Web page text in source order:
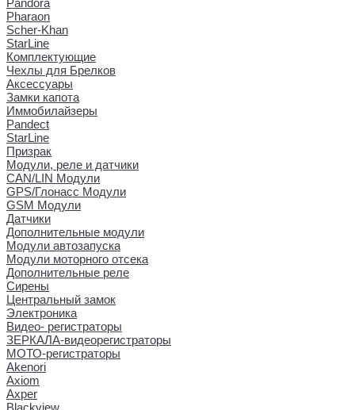
Pharaon
Scher-Khan
StarLine
Комплектующие
Чехлы для Брелков
Аксессуары
Замки капота
Иммобилайзеры
Pandect
StarLine
Призрак
Модули, реле и датчики
CAN/LIN Модули
GPS/Глонасс Модули
GSM Модули
Датчики
Дополнительные модули
Модули автозапуска
Модули моторного отсека
Дополнительные реле
Сирены
Центральный замок
Электроника
Видео- регистраторы
ЗЕРКАЛА-видеорегистраторы
МОТО-регистраторы
Akenori
Axiom
Axper
Blackview